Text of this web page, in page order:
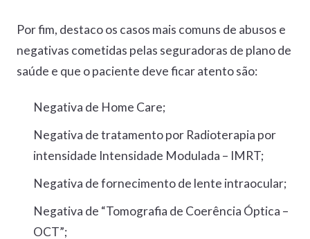
Por fim, destaco os casos mais comuns de abusos e
negativas cometidas pelas seguradoras de plano de
saúde e que o paciente deve ficar atento são:
Negativa de Home Care;
Negativa de tratamento por Radioterapia por
intensidade Intensidade Modulada – IMRT;
Negativa de fornecimento de lente intraocular;
Negativa de “Tomografia de Coerência Óptica –
OCT”;